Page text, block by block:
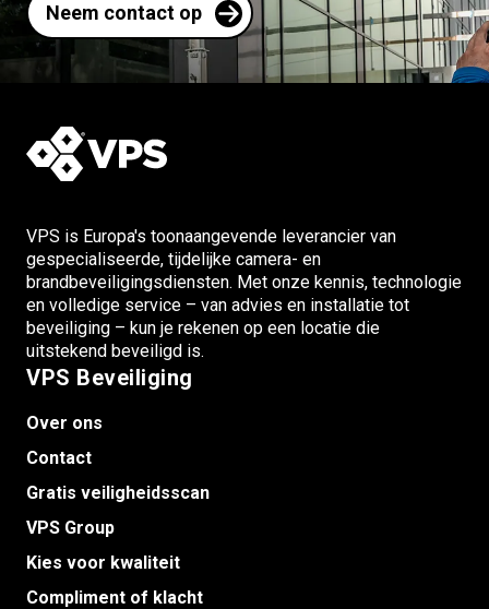
Neem contact op
VPS is Europa's toonaangevende leverancier van
gespecialiseerde, tijdelijke camera- en
brandbeveiligingsdiensten. Met onze kennis, technologie
en volledige service – van advies en installatie tot
beveiliging – kun je rekenen op een locatie die
uitstekend beveiligd is.
VPS Beveiliging
Over ons
Contact
Gratis veiligheidsscan
VPS Group
Kies voor kwaliteit
Compliment of klacht